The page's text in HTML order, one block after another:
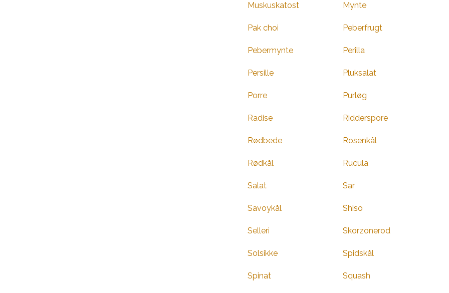
Muskuskatost Mynte
Pak choi Peberfrugt
Pebermynte Perilla
Persille Pluksalat
Porre Purløg
Radise Ridderspore
Rødbede Rosenkål
Rødkål Rucula
Salat Sar
Savoykål Shiso
Selleri Skorzonerod
Solsikke Spidskål
Spinat Squash